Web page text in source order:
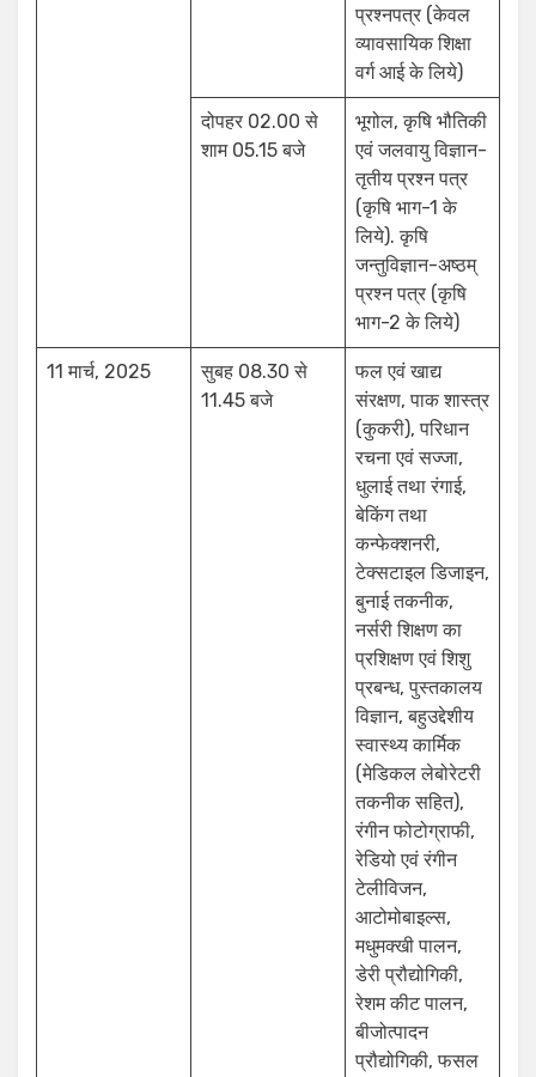
प्रश्नपत्र (केवल
व्यावसायिक शिक्षा
वर्ग आई के लिये)
दोपहर 02.00 से
शाम 05.15 बजे
भूगोल, कृषि भौतिकी
एवं जलवायु विज्ञान-
तृतीय प्रश्न पत्र
(कृषि भाग-1 के
लिये). कृषि
जन्तुविज्ञान-अष्ठम्
प्रश्न पत्र (कृषि
भाग-2 के लिये)
11 मार्च, 2025
सुबह 08.30 से
11.45 बजे
फल एवं खाद्य
संरक्षण, पाक शास्त्र
(कुकरी), परिधान
रचना एवं सज्जा,
धुलाई तथा रंगाई,
बेकिंग तथा
कन्फेक्शनरी,
टेक्सटाइल डिजाइन,
बुनाई तकनीक,
नर्सरी शिक्षण का
प्रशिक्षण एवं शिशु
प्रबन्ध, पुस्तकालय
विज्ञान, बहुउद्देशीय
स्वास्थ्य कार्मिक
(मेडिकल लेबोरेटरी
तकनीक सहित),
रंगीन फोटोग्राफी,
रेडियो एवं रंगीन
टेलीविजन,
आटोमोबाइल्स,
मधुमक्खी पालन,
डेरी प्रौद्योगिकी,
रेशम कीट पालन,
बीजोत्पादन
प्रौद्योगिकी, फसल